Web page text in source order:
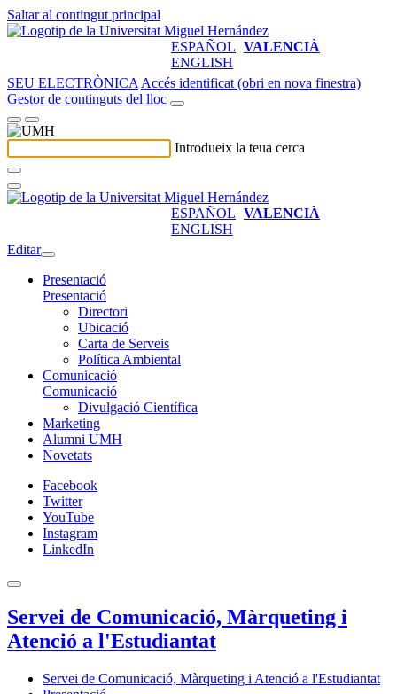
Saltar al contingut principal
ESPAÑOL VALENCIÀ
ENGLISH
SEU ELECTRÒNICA Accés identificat (obri en nova finestra)
Gestor de continguts del lloc
Introdueix la teua cerca
ESPAÑOL VALENCIÀ
ENGLISH
Editar
Presentació
Presentació
Directori
Ubicació
Carta de Serveis
Política Ambiental
Comunicació
Comunicació
Divulgació Científica
Marketing
Alumni UMH
Novetats
Facebook
Twitter
YouTube
Instagram
LinkedIn
Servei de Comunicació, Màrqueting i
Atenció a l'Estudiantat
Servei de Comunicació, Màrqueting i Atenció a l'Estudiantat